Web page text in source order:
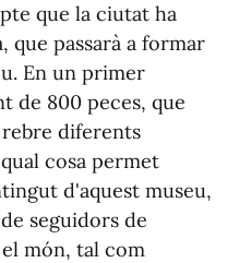
que la ciutat ha
passarà a formar
En un primer
de 800 peces, que
diferents
cosa permet
d'aquest museu,
seguidors de
món, tal com